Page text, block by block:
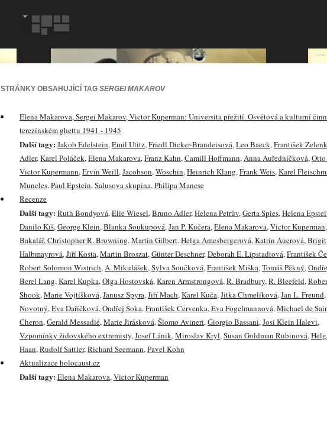
STRÁNKY OBSAHUJÍCÍ TAG SERGEI MAKAROV
Elena Makarova, Sergei Makarov, Victor Kuperman: Universita přežití. Osvětová a kulturní
terezínském ghettu 1941 - 1945
Další tagy: Jakob Edelstein,Emil Utitz,Friedl Dicker-Brandeisová,Leo Baeck,František
Adler,Karel Poláček,Elena Makarova,Franz Kahn,Camill Hoffmann,Anna Auředníčková,
Victor Kupermann,Ervín Weill,Jacobson,Woschin,Heinrich Klang,Frank Weis,Karel
Muneles,Paul Epstein,Salusova skupina,Philipa Manese
Recenze
Další tagy: Ruth Bondyová,Elie Wiesel,Bruno Adler,Helena Petrův,Gerta Spies,Helena
Danilo Kiš,George Klein,Blanka Soukupová,Jan P. Kučera,Elena Makarova,Victor Kuperman,
Bakalář,Christopher R. Browning,Martin Gilbert,Helga Amesbergerová,Katrin Auerová,
Halbmayrová,Jiří Kosta,Martin Broszat,Günter Deschner,Deborah E. Lipstadtová,František
Robert Solomon Wistrich,A. Mikulášek,Sylva Součková,František Miška,Tomáš Pěkný,
Berel Lang,Karel Kupka,Olga Hostovská,Karen Armstrongová,R. Bradbury,R. Bleefeld,
Shook,Marie Vojtíšková,Janusz Spyra,Jiří Mach,Karel Kuča,Jitka Chmelíková,Jan L. Freund,
Novotný,Eva Daříčková,Ondřej Šoka,František Červenka,Eva Fogelmannová,Michael de
Cheron,Gerald Messadié,Marie Jirásková,Šlomo Avineri,Giorgio Bassani,Josi Klein Halevi,
Vzpomínky židovského extremisty,Josef Lánik,Miroslav Kryl,Susan Goldman Rubinová,
Haan,Rudolf Sattler,Richard Seemann,Pavel Kohn
Aktualizace holocaust.cz
Další tagy: Elena Makarova,Victor Kuperman